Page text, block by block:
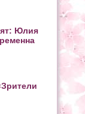
Юлия